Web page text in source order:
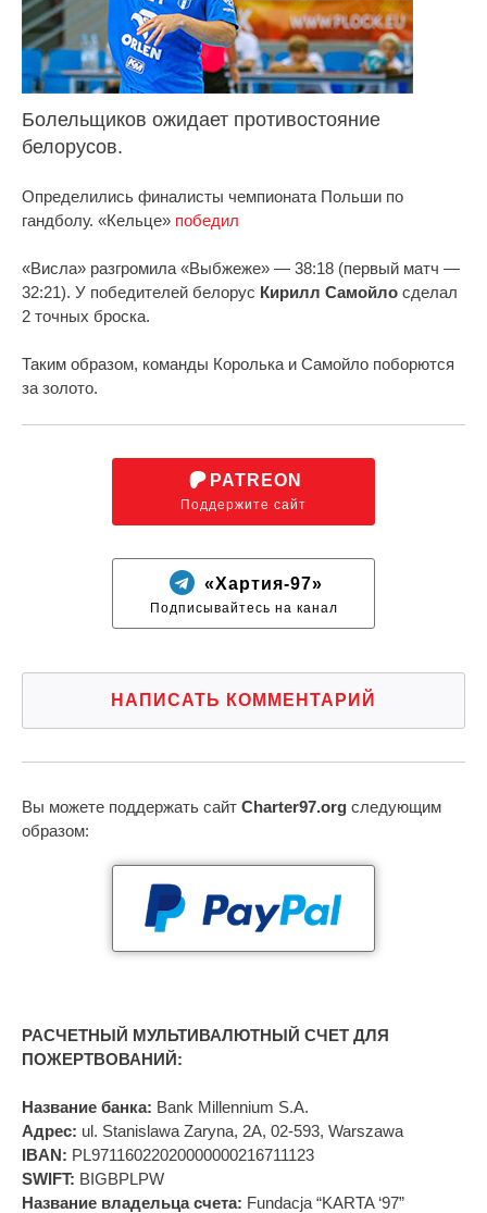
Болельщиков ожидает противостояние
белорусов.
Определились финалисты чемпионата Польши по
гандболу. «Кельце» победил
«Висла» разгромила «Выбжеже» — 38:18 (первый матч —
32:21). У победителей белорус Кирилл Самойло сделал
2 точных броска.
Таким образом, команды Королька и Самойло поборются
за золото.
PATREON
Поддержите сайт
«Хартия-97»
Подписывайтесь на канал
НАПИСАТЬ КОММЕНТАРИЙ
Вы можете поддержать сайт Charter97.org следующим
образом:
РАСЧЕТНЫЙ МУЛЬТИВАЛЮТНЫЙ СЧЕТ ДЛЯ
ПОЖЕРТВОВАНИЙ:
Название банка: Bank Millennium S.A.
Адрес: ul. Stanislawa Zaryna, 2A, 02-593, Warszawa
IBAN: PL97116022020000000216711123
SWIFT: BIGBPLPW
Название владельца счета: Fundacja “KARTA ‘97”